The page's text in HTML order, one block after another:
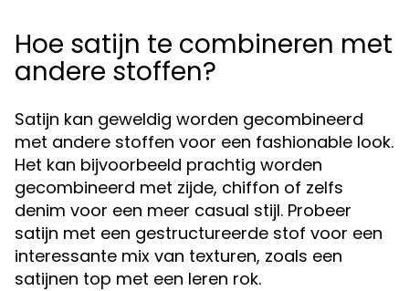
Hoe satijn te combineren met
andere stoffen?
Satijn kan geweldig worden gecombineerd
met andere stoffen voor een fashionable look.
Het kan bijvoorbeeld prachtig worden
gecombineerd met zijde, chiffon of zelfs
denim voor een meer casual stijl. Probeer
satijn met een gestructureerde stof voor een
interessante mix van texturen, zoals een
satijnen top met een leren rok.